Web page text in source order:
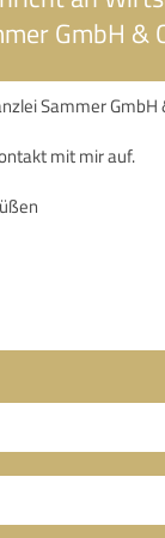
GmbH &